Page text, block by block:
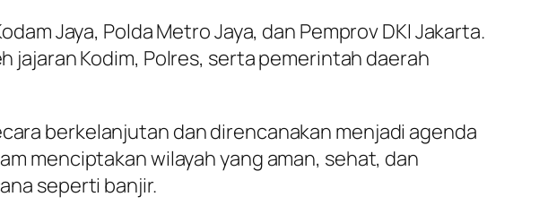
Jaya, Polda Metro Jaya, dan Pemprov DKI Jakarta.
jajaran Kodim, Polres, serta pemerintah daerah
berkelanjutan dan direncanakan menjadi agenda
menciptakan wilayah yang aman, sehat, dan
seperti banjir.